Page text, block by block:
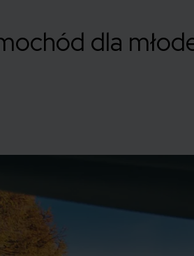
dla